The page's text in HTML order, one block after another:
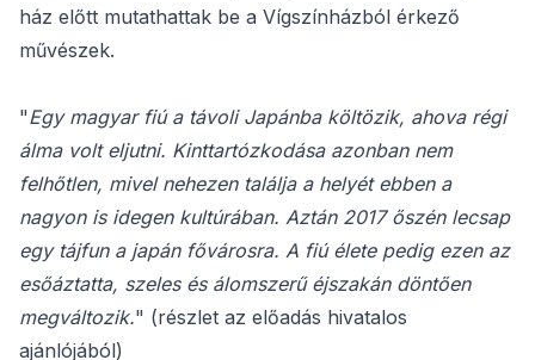
ház előtt mutathattak be a Vígszínházból érkező
művészek.
"Egy magyar fiú a távoli Japánba költözik, ahova régi
álma volt eljutni. Kinttartózkodása azonban nem
felhőtlen, mivel nehezen találja a helyét ebben a
nagyon is idegen kultúrában. Aztán 2017 őszén lecsap
egy tájfun a japán fővárosra. A fiú élete pedig ezen az
esőáztatta, szeles és álomszerű éjszakán döntően
megváltozik." (részlet az előadás hivatalos
ajánlójából)